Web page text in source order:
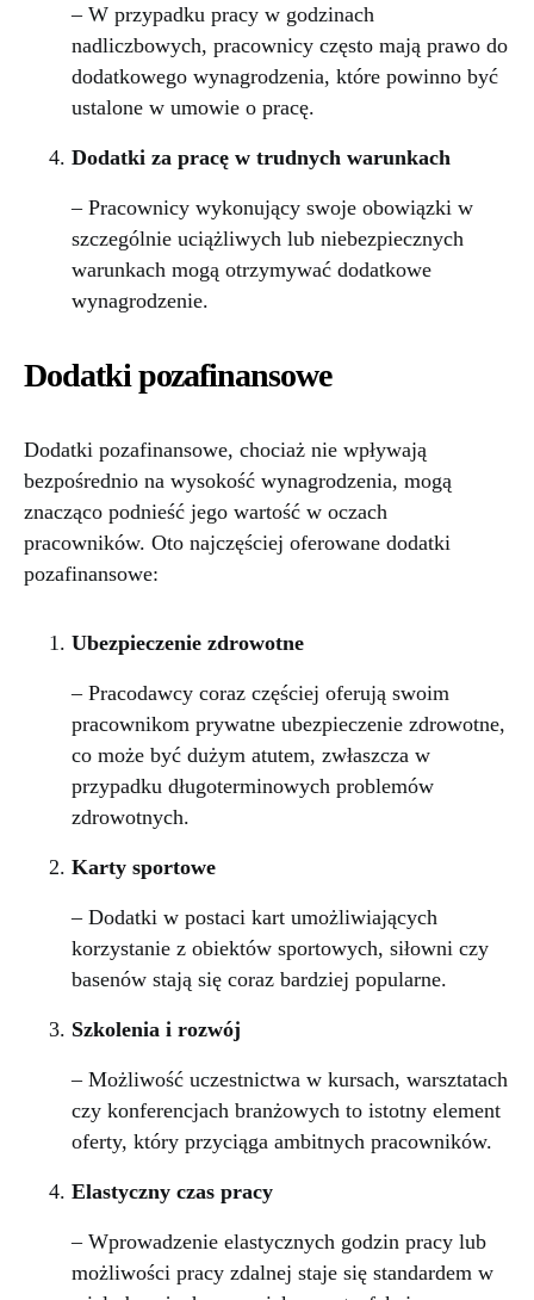
– W przypadku pracy w godzinach
nadliczbowych, pracownicy często mają prawo do
dodatkowego wynagrodzenia, które powinno być
ustalone w umowie o pracę.
Dodatki za pracę w trudnych warunkach
– Pracownicy wykonujący swoje obowiązki w
szczególnie uciążliwych lub niebezpiecznych
warunkach mogą otrzymywać dodatkowe
wynagrodzenie.
Dodatki pozafinansowe
Dodatki pozafinansowe, chociaż nie wpływają
bezpośrednio na wysokość wynagrodzenia, mogą
znacząco podnieść jego wartość w oczach
pracowników. Oto najczęściej oferowane dodatki
pozafinansowe:
Ubezpieczenie zdrowotne
– Pracodawcy coraz częściej oferują swoim
pracownikom prywatne ubezpieczenie zdrowotne,
co może być dużym atutem, zwłaszcza w
przypadku długoterminowych problemów
zdrowotnych.
Karty sportowe
– Dodatki w postaci kart umożliwiających
korzystanie z obiektów sportowych, siłowni czy
basenów stają się coraz bardziej popularne.
Szkolenia i rozwój
– Możliwość uczestnictwa w kursach, warsztatach
czy konferencjach branżowych to istotny element
oferty, który przyciąga ambitnych pracowników.
Elastyczny czas pracy
– Wprowadzenie elastycznych godzin pracy lub
możliwości pracy zdalnej staje się standardem w